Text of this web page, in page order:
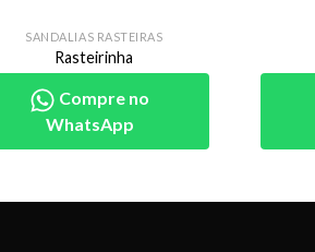
SANDALIAS RASTEIRAS
Rasteirinha
Compre no
WhatsApp